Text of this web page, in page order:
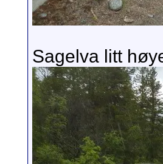
Sagelva litt